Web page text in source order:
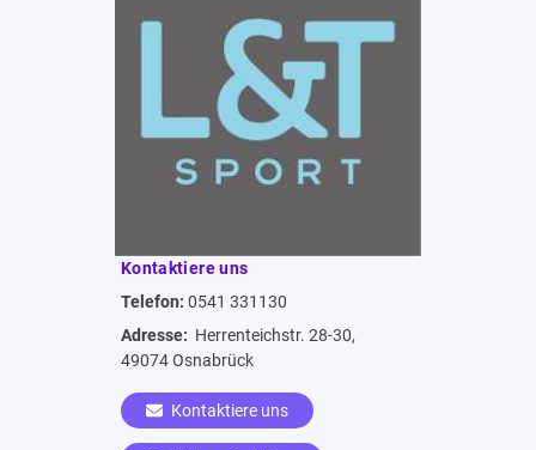
Kontaktiere uns
Telefon: 0541 331130
Adresse: Herrenteichstr. 28-30,
49074 Osnabrück
Kontaktiere uns